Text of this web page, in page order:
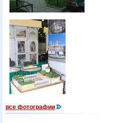
все фотографии